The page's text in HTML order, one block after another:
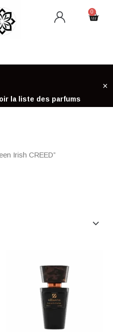
0
Cart
la liste des parfums
×
Irish CREED”
prix :
€ 1,50
à
€ 48,00